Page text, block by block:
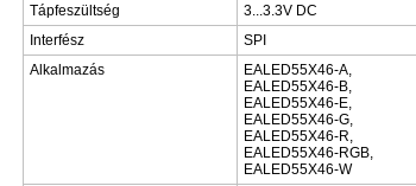
Tápfeszültség
3...3.3V DC
Interfész
SPI
Alkalmazás
EALED55X46-A,
EALED55X46-B,
EALED55X46-E,
EALED55X46-G,
EALED55X46-R,
EALED55X46-RGB,
EALED55X46-W